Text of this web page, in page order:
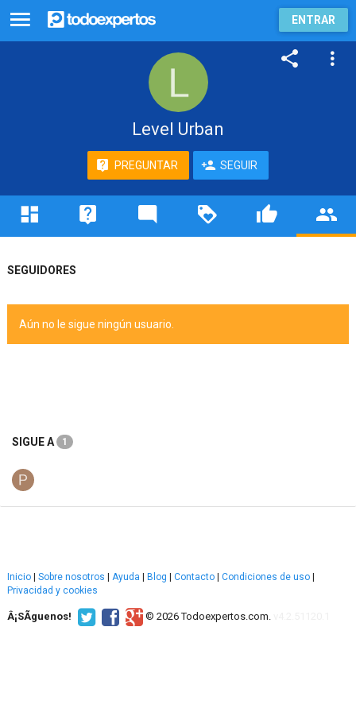
ENTRAR
Level Urban
PREGUNTAR SEGUIR
SEGUIDORES
Aún no le sigue ningún usuario.
SIGUE A 1
Inicio Sobre nosotros Ayuda Blog Contacto Condiciones de uso
Privacidad y cookies
Â¡SÃ­guenos! © 2026 Todoexpertos.com.